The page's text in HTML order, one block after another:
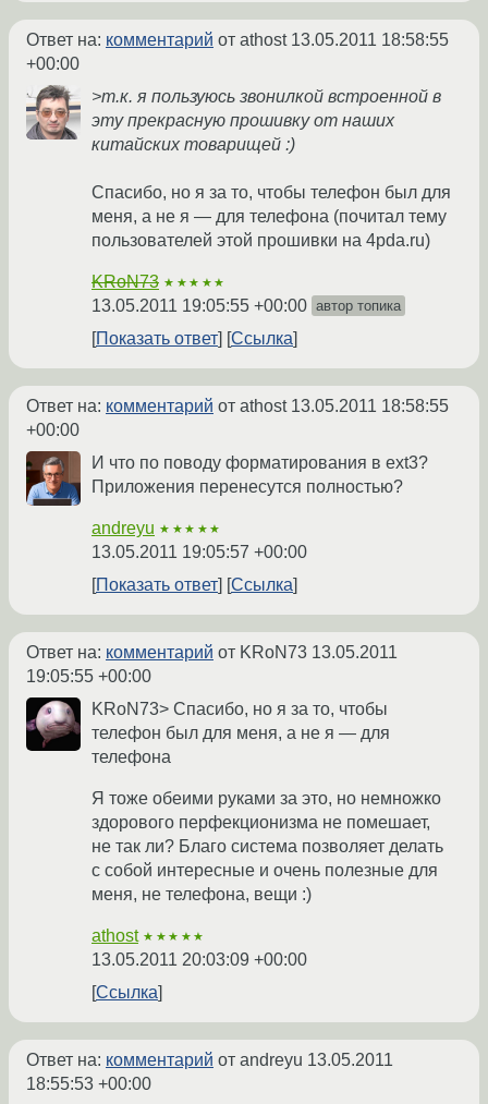
Ответ на: комментарий от athost 13.05.2011 18:58:55
+00:00
>т.к. я пользуюсь звонилкой встроенной в
эту прекрасную прошивку от наших
китайских товарищей :)
Спасибо, но я за то, чтобы телефон был для
меня, а не я — для телефона (почитал тему
пользователей этой прошивки на 4pda.ru)
KRoN73 ★★★★★
13.05.2011 19:05:55 +00:00 автор топика
Показать ответ Ссылка
Ответ на: комментарий от athost 13.05.2011 18:58:55
+00:00
И что по поводу форматирования в ext3?
Приложения перенесутся полностью?
andreyu ★★★★★
13.05.2011 19:05:57 +00:00
Показать ответ
Ссылка
Ответ на: комментарий от KRoN73 13.05.2011
19:05:55 +00:00
KRoN73> Спасибо, но я за то, чтобы
телефон был для меня, а не я — для
телефона
Я тоже обеими руками за это, но немножко
здорового перфекционизма не помешает,
не так ли? Благо система позволяет делать
с собой интересные и очень полезные для
меня, не телефона, вещи :)
athost ★★★★★
13.05.2011 20:03:09 +00:00
Ссылка
Ответ на: комментарий от andreyu 13.05.2011
18:55:53 +00:00